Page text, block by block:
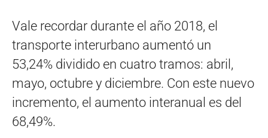
Vale recordar durante el año 2018, el
transporte interurbano aumentó un
53,24% dividido en cuatro tramos: abril,
mayo, octubre y diciembre. Con este nuevo
incremento, el aumento interanual es del
68,49%.